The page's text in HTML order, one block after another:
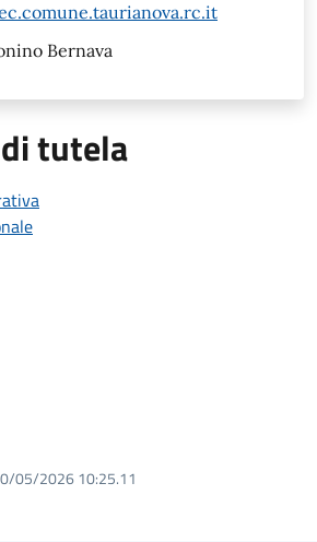
Bernava
tutela
05/2026 10:25.11